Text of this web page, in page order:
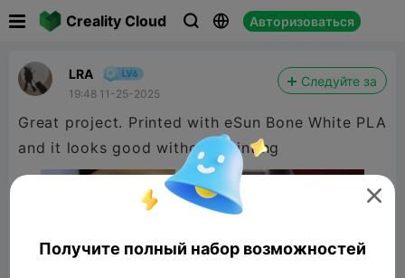
Creality Cloud   Авторизоваться
LRA
19:48 11-25-2025
Следуйте за
Great project. Printed with eSun Bone White PLA
and it looks good without painting

Получите полный набор возможностей